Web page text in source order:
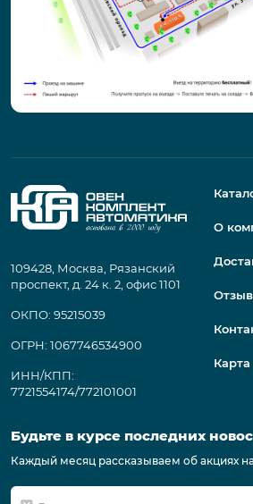
109428, Москва, Рязанский
проспект, д. 24 к. 2, офис 1101
ОКПО: 95215039
ОГРН: 1067746534900
ИНН/КПП:
7721554174/772101001
О
Карта
Будьте в курсе последних
Каждый месяц рассказываем об акциях